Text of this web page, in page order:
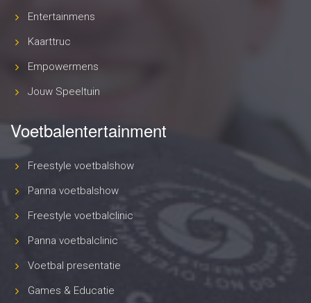
Entertainmens
Kaarttruc
Empowermens
Jouw Speeltuin
Voetbalentertainment
Freestyle voetbalshow
Panna voetbalshow
Freestyle voetbalclinic
Panna voetbalclinic
Voetbal presentatie
Games & Educatie